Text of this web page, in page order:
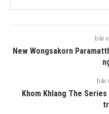
bài
New Wongsakorn
bài
Khom Khlang The